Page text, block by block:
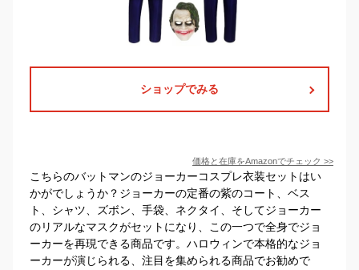
ショップでみる
価格と在庫をAmazonでチェック >>
こちらのバットマンのジョーカーコスプレ衣装セットはい
かがでしょうか？ジョーカーの定番の紫のコート、ベス
ト、シャツ、ズボン、手袋、ネクタイ、そしてジョーカー
のリアルなマスクがセットになり、この一つで全身でジョ
ーカーを再現できる商品です。ハロウィンで本格的なジョ
ーカーが演じられる、注目を集められる商品でお勧めで